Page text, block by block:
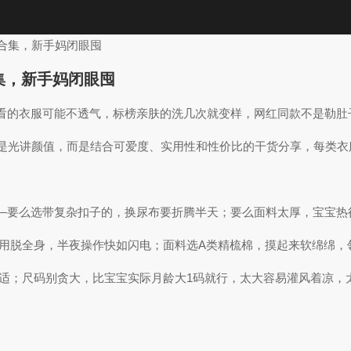
集，新手妈闭眼囤
新手妈闭眼囤
衣服可能不透气，标榜亲肤的洗几次就变样，网红同款不是勒
讲颜值，而是结合可爱度、实用性和性价比的干货分享，每类
么选带复杂扣子的，换尿布要折腾半天；要么面料太厚，宝宝热
脱全身，半夜操作快如闪电；面料选A类精梳棉，摸起来软绵绵
；尺码别贪大，比宝宝实际月龄大1码就行，太大容易灌风着凉